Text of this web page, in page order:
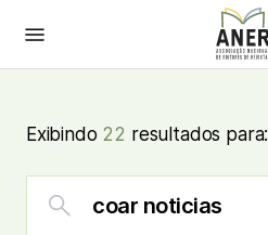
Exibindo 22 resultados para: